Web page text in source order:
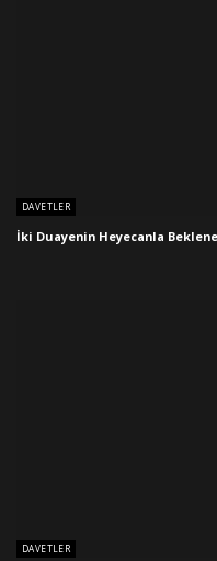
DAVETLER
İki Duayenin Heyecanla
DAVETLER